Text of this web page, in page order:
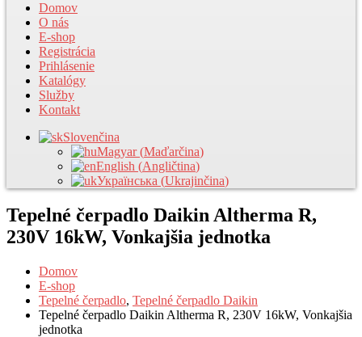
Domov
O nás
E-shop
Registrácia
Prihlásenie
Katalógy
Služby
Kontakt
Slovenčina
Magyar (Maďarčina)
English (Angličtina)
Українська (Ukrajinčina)
Tepelné čerpadlo Daikin Altherma R,
230V 16kW, Vonkajšia jednotka
Domov
E-shop
Tepelné čerpadlo, Tepelné čerpadlo Daikin
Tepelné čerpadlo Daikin Altherma R, 230V 16kW, Vonkajšia
jednotka